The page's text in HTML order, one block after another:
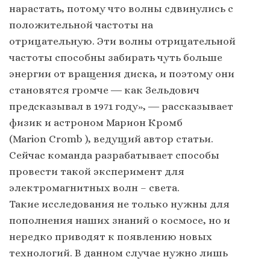
нарастать, потому что волны сдвинулись с
положительной частоты на
отрицательную. Эти волны отрицательной
частоты способны забирать чуть больше
энергии от вращения диска, и поэтому они
становятся громче ― как Зельдович
предсказывал в 1971 году», ― рассказывает
физик и астроном Марион Кромб
(Marion Cromb ), ведущий автор статьи.
Сейчас команда разрабатывает способы
провести такой эксперимент для
электромагнитных волн – света.
Такие исследования не только нужны для
пополнения наших знаний о космосе, но и
нередко приводят к появлению новых
технологий. В данном случае нужно лишь